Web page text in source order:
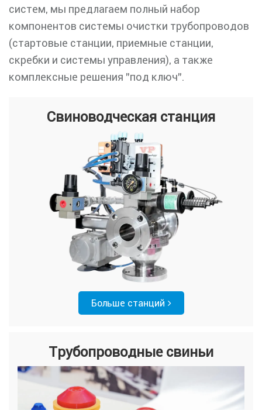
систем, мы предлагаем полный набор
компонентов системы очистки трубопроводов
(стартовые станции, приемные станции,
скребки и системы управления), а также
комплексные решения "под ключ".
Свиноводческая станция
Больше станций
Трубопроводные свиньи